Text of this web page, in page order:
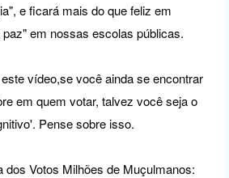
e ficará mais do que feliz em
em nossas escolas públicas.
vídeo,se você ainda se encontrar
em quem votar, talvez você seja o
Pense sobre isso.
dos Votos Milhões de Muçulmanos: